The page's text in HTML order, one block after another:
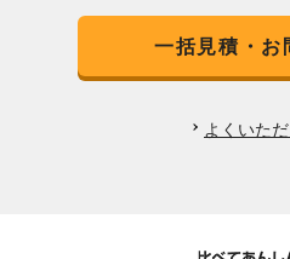
一括見積・お
よくいた